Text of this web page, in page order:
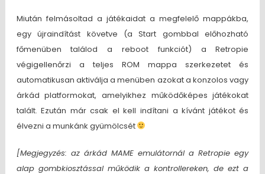
Miután felmásoltad a játékaidat a megfelelő mappákba,
egy újraindítást követve (a Start gombbal előhozható
főmenüben találod a reboot funkciót) a Retropie
végigellenőrzi a teljes ROM mappa szerkezetet és
automatikusan aktiválja a menüben azokat a konzolos vagy
árkád platformokat, amelyikhez működőképes játékokat
talált. Ezután már csak el kell indítani a kívánt játékot és
élvezni a munkánk gyümölcsét
[Megjegyzés: az árkád MAME emulátornál a Retropie egy
alap gombkiosztással működik a kontrollereken, de ezt a